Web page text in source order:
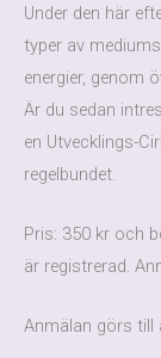
Under den här
typer av
energier, genom
Är du sedan
en Utvecklings-
regelbundet.
Pris: 350 kr och
är registrerad.
Anmälan görs till